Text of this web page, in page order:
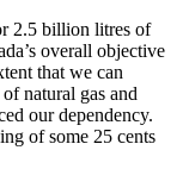
2.5 billion litres of
overall objective
that we can
natural gas and
our dependency.
of some 25 cents